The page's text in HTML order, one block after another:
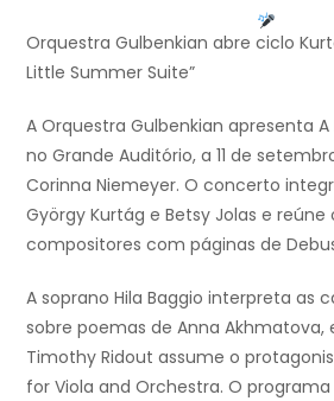
Orquestra Gulbenkian abre ciclo
Little Summer Suite”
A Orquestra Gulbenkian apresenta
no Grande Auditório, a 11 de
Corinna Niemeyer. O concerto
György Kurtág e Betsy Jolas e reúne
compositores com páginas de
A soprano Hila Baggio interpreta as
sobre poemas de Anna
Timothy Ridout assume o
for Viola and Orchestra. O